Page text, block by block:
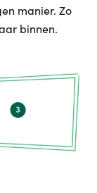
manier. Zo
binnen.